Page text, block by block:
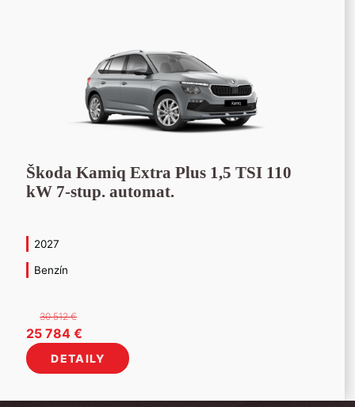
Škoda Kamiq Extra Plus 1,5 TSI 110
kW 7-stup. automat.
2027
Benzín
30 512€
Pôvodná
cena
bola:
25 784€
cena
je:
DETAILY